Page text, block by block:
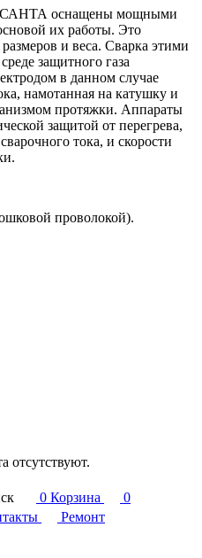
оснащены мощными
их работы. Это
и веса. Сварка этими
защитного газа
в данном случае
намотанная на катушку и
протяжки. Аппараты
защитой от перегрева,
тока, и скорости
проволокой).
отсутствуют.
0 Корзина
0
Ремонт